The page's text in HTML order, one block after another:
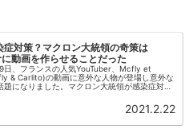
症対策？マクロン大統領の奇策は
動画を作らせることだった
日、フランスの人気YouTuber、Mcfly et
& Carlito)の動画に意外な人物が登場し意外な
題になりました。マクロン大統領が感染症対策
2021.2.22